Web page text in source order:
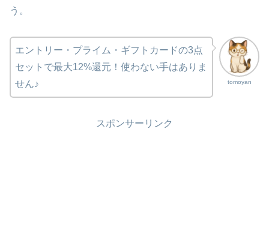
う。
tomoyan
エントリー・プライム・ギフトカードの3点
セットで最大12%還元！使わない手はありま
せん♪
スポンサーリンク